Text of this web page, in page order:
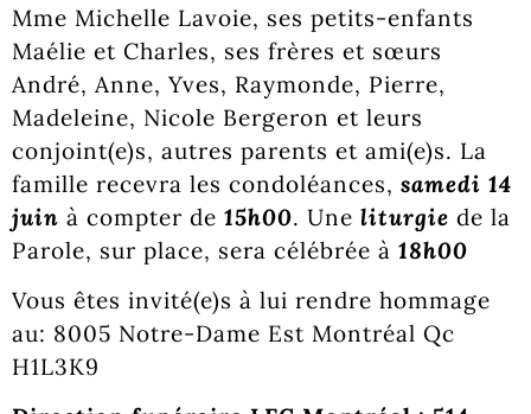
Mme Michelle Lavoie, ses petits-enfants
Maélie et Charles, ses frères et sœurs
André, Anne, Yves, Raymonde, Pierre,
Madeleine, Nicole Bergeron et leurs
conjoint(e)s, autres parents et ami(e)s. La
famille recevra les condoléances, samedi 14
juin à compter de 15h00. Une liturgie de la
Parole, sur place, sera célébrée à 18h00
Vous êtes invité(e)s à lui rendre hommage
au: 8005 Notre-Dame Est Montréal Qc
H1L3K9